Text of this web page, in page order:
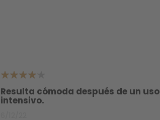
4Resulta cómoda después de un uso
intensivo.